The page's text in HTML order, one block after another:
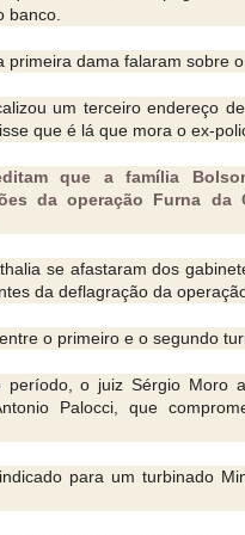
banco.
primeira dama falaram sobre o
um terceiro endereço
que é lá que mora o ex-
que a família
da operação Furna da
se afastaram dos
da deflagração da
o primeiro e o segundo
período, o juiz Sérgio Moro
Palocci, que
para um turbinado